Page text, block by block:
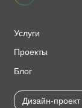
Услуги
Проекты
Блог
Дизайн-проект